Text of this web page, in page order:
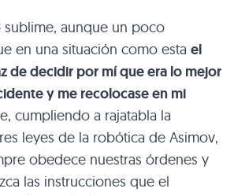
sublime, aunque un poco
en una situación como esta el
de decidir por mí que era lo mejor
y me recolocase en mi
cumpliendo a rajatabla la
leyes de la robótica de Asimov,
obedece nuestras órdenes y
las instrucciones que el